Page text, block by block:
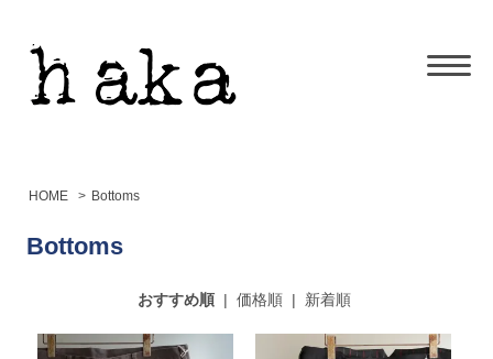
HOME > Bottoms
Bottoms
おすすめ順| 価格順| 新着順